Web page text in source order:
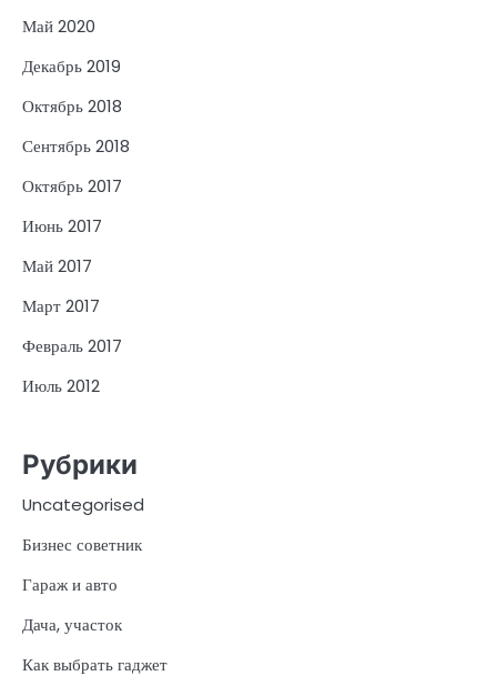
Май 2020
Декабрь 2019
Октябрь 2018
Сентябрь 2018
Октябрь 2017
Июнь 2017
Май 2017
Март 2017
Февраль 2017
Июль 2012
Рубрики
Uncategorised
Бизнес советник
Гараж и авто
Дача, участок
Как выбрать гаджет